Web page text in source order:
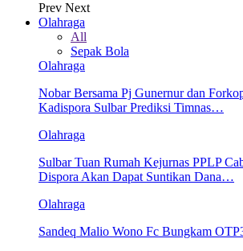
Prev Next
Olahraga
All
Sepak Bola
Olahraga
Nobar Bersama Pj Gunernur dan
Kadispora Sulbar Prediksi Timnas…
Olahraga
Sulbar Tuan Rumah Kejurnas PPLP
Dispora Akan Dapat Suntikan Dana…
Olahraga
Sandeq Malio Wono Fc Bungkam